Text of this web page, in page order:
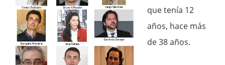
que tenía 12
años, hace más
de 38 años.